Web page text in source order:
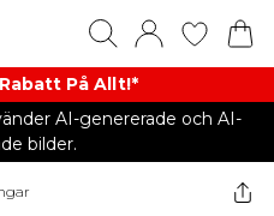
På Allt!*
AI-genererade och AI-
bilder.